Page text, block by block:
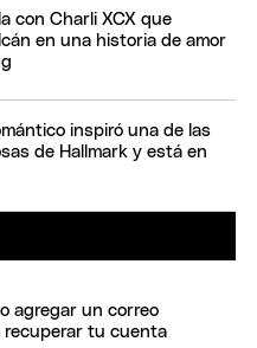
con Charli XCX que
en una historia de amor
inspiró una de las
de Hallmark y está en
agregar un correo
recuperar tu cuenta